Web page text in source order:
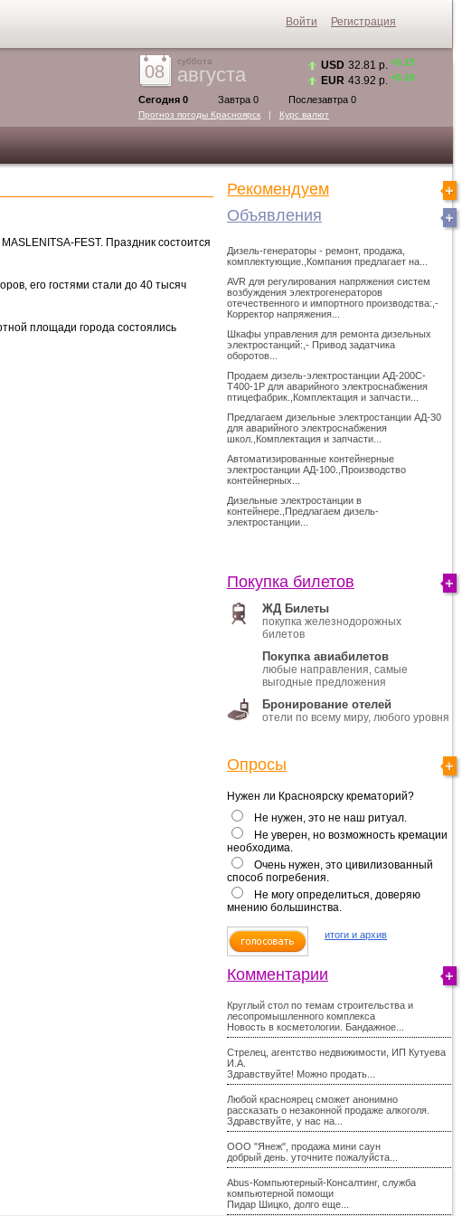
08
суббота
августа
Сегодня 0 Завтра 0 Послезавтра 0
Прогноз погоды Красноярск | Курс валют
USD 32.81 р. +0.15
EUR 43.92 р. +0.26
FEST. Праздник состоится
его гостями стали до 40 тысяч
площади города состоялись
Рекомендуем
Объявления
Дизель-генераторы - ремонт, продажа,
комплектующие.,Компания предлагает на...
AVR для регулирования напряжения систем
возбуждения электрогенераторов
отечественного и импортного производства:,-
Корректор напряжения...
Шкафы управления для ремонта дизельных
электростанций:,- Привод задатчика
оборотов...
Продаем дизель-электростанции АД-200С-
Т400-1Р для аварийного электроснабжения
птицефабрик.,Комплектация и запчасти...
Предлагаем дизельные электростанции АД-30
для аварийного электроснабжения
школ.,Комплектация и запчасти...
Автоматизированные контейнерные
электростанции АД-100.,Производство
контейнерных...
Дизельные электростанции в
контейнере.,Предлагаем дизель-
электростанции...
Покупка билетов
ЖД Билеты
покупка железнодорожных
билетов
Покупка авиабилетов
любые направления, самые
выгодные предложения
Бронирование отелей
отели по всему миру, любого уровня
Опросы
Нужен ли Красноярску крематорий?
Не нужен, это не наш ритуал.
Не уверен, но возможность кремации
необходима.
Очень нужен, это цивилизованный
способ погребения.
Не могу определиться, доверяю
мнению большинства.
итоги и архив
Комментарии
Круглый стол по темам строительства и
лесопромышленного комплекса
Новость в косметологии. Бандажное...
Стрелец, агентство недвижимости, ИП Кутуева
И.А.
Здравствуйте! Можно продать...
Любой красноярец сможет анонимно
рассказать о незаконной продаже алкоголя.
Здравствуйте, у нас на...
ООО "Янеж", продажа мини саун
добрый день. уточните пожалуйста...
Abus-Компьютерный-Консалтинг, служба
компьютерной помощи
Пидар Шицко, долго еще...
Войти Регистрация